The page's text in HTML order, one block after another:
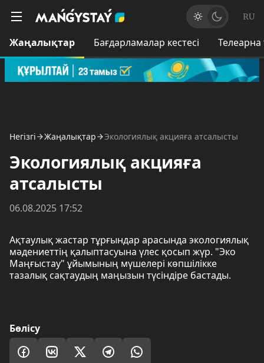
RU
Жаңалықтар Бағдарламалар кестесі
Негізгі Жаңалықтар Экологиялық акцияға атсалысты
Экологиялық акцияға
атсалысты
06.08.2025 17:52
Ақтаулық жастар тұрғындар арасында экологиялық
мәдениеттің қалыптасуына үлес қосып жүр. "Эко
Маңғыстау" ұйымының мүшелері көпшілікке
тазалық сақтаудың маңызын түсіндіре бастады.
Бөлісу